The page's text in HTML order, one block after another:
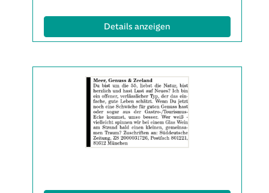
Details anzeigen(ID: 2063338)
der
Anzeige
2063339
anzeigen
|
Info: